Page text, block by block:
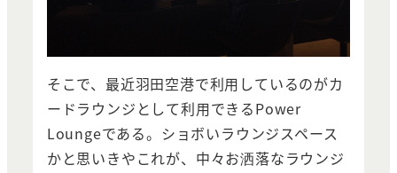
そこで、最近羽田空港で利用しているのがカ
ードラウンジとして利用できるPower
Loungeである。ショボいラウンジスペース
かと思いきやこれが、中々お洒落なラウンジ